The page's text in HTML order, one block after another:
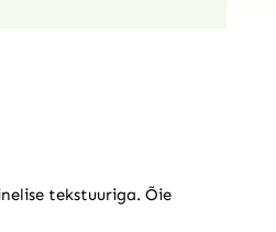
tekstuuriga. Õie